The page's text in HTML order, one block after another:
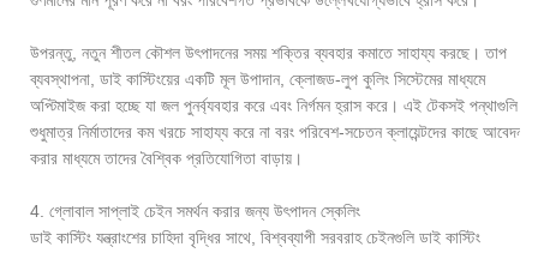
উপরন্তু, নতুন শীতল কৌশল উৎপাদনের সময় শক্তির ব্যবহার কমাতে সাহায্য করছে। তাপ
ব্যবস্থাপনা, ডাই কাস্টিংয়ের একটি মূল উপাদান, ক্লোজড-লুপ কুলিং সিস্টেমের মাধ্যমে
অপ্টিমাইজ করা হচ্ছে যা জল পুনর্ব্যবহার করে এবং নির্গমন হ্রাস করে। এই টেকসই পন্থাগুলি
শুধুমাত্র নির্মাতাদের কম খরচে সাহায্য করে না বরং পরিবেশ-সচেতন ক্লায়েন্টদের কাছে আবেদন
করার মাধ্যমে তাদের বৈশ্বিক প্রতিযোগিতা বাড়ায়।
4. গ্লোবাল সাপ্লাই চেইন সমর্থন করার জন্য উৎপাদন স্কেলিং
ডাই কাস্টিং যন্ত্রাংশের চাহিদা বৃদ্ধির সাথে, বিশ্বব্যাপী সরবরাহ চেইনগুলি ডাই কাস্টিং